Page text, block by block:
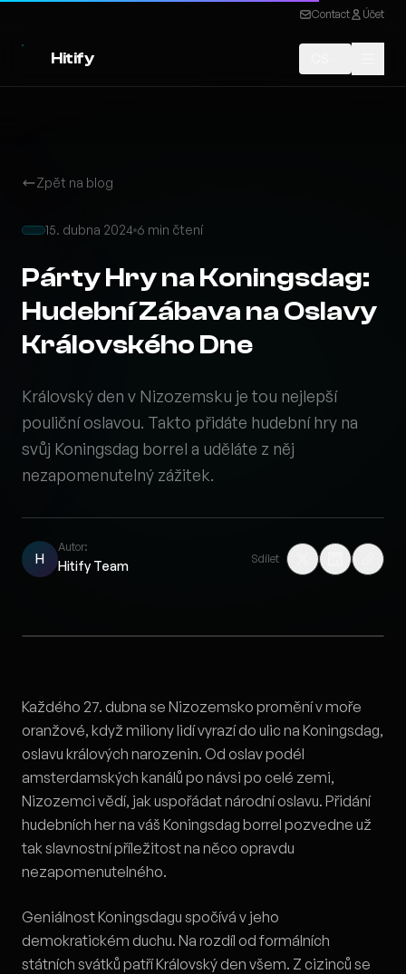
Contact Účet
Hitify
Zpět na blog
15. dubna 2024 6 min čtení
Párty Hry na Koningsdag:
Hudební Zábava na Oslavy
Královského Dne
Královský den v Nizozemsku je tou nejlepší
pouliční oslavou. Takto přidáte hudební hry na
svůj Koningsdag borrel a uděláte z něj
nezapomenutelný zážitek.
H
Autor:
Hitify Team Sdílet
Každého 27. dubna se Nizozemsko promění v moře
oranžové, když miliony lidí vyrazí do ulic na Koningsdag,
oslavu králových narozenin. Od oslav podél
amsterdamských kanálů po návsi po celé zemi,
Nizozemci vědí, jak uspořádat národní oslavu. Přidání
hudebních her na váš Koningsdag borrel pozvedne už
tak slavnostní příležitost na něco opravdu
nezapomenutelného.
Geniálnost Koningsdagu spočívá v jeho
demokratickém duchu. Na rozdíl od formálních
státních svátků patří Královský den všem. Z cizinců se